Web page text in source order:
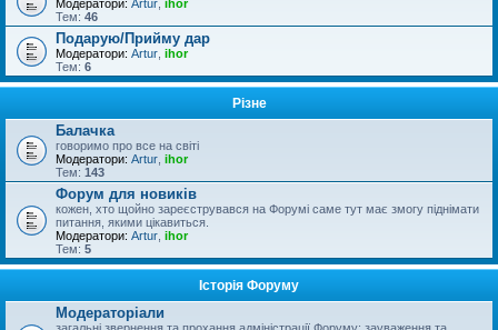
Модератори: Artur ihor
Тем: 46
Подарую/Прийму дар
Модератори: Artur ihor
Тем: 6
Різне
Балачка
говоримо про все на світі
Модератори: Artur ihor
Тем: 143
Форум для новиків
кожен, хто щойно зареєструвався на Форумі саме тут має змогу піднімати
питання, якими цікавиться.
Модератори: Artur ihor
Тем: 5
Історія Форуму
Модераторіали